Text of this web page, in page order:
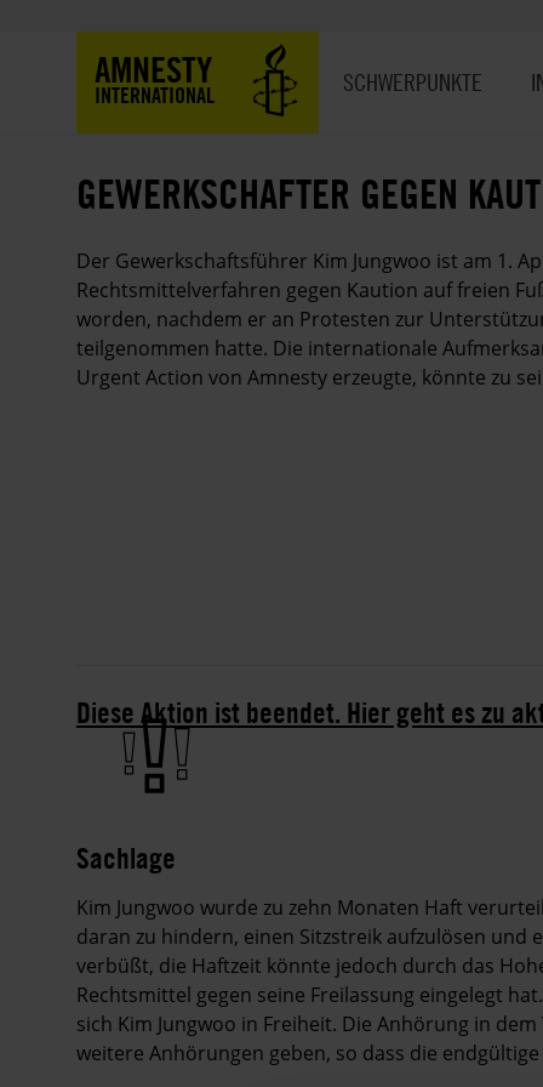
AMNESTY
INTERNATIONAL SCHWERPUNKTE
GEWERKSCHAFTER GEGEN
Der Gewerkschaftsführer Kim Jungwoo ist am 1.
Rechtsmittelverfahren gegen Kaution auf freien
worden, nachdem er an Protesten zur
teilgenommen hatte. Die internationale
Urgent Action von Amnesty erzeugte, könnte zu
Diese Aktion ist beendet. Hier geht es zu
Sachlage
Kim Jungwoo wurde zu zehn Monaten Haft
daran zu hindern, einen Sitzstreik aufzulösen und
verbüßt, die Haftzeit könnte jedoch durch das
Rechtsmittel gegen seine Freilassung eingelegt
sich Kim Jungwoo in Freiheit. Die Anhörung in
weitere Anhörungen geben, so dass die